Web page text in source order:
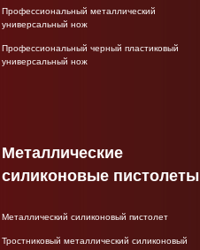
Профессиональный металлический
универсальный нож
Профессиональный черный пластиковый
универсальный нож
Металлические
силиконовые пистолеты
Металлический силиконовый пистолет
Тростниковый металлический силиконовый